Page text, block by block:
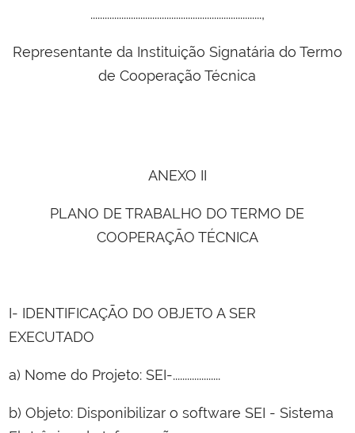
........................................................................,
Representante da Instituição Signatária do Termo
de Cooperação Técnica
ANEXO II
PLANO DE TRABALHO DO TERMO DE
COOPERAÇÃO TÉCNICA
I- IDENTIFICAÇÃO DO OBJETO A SER
EXECUTADO
a) Nome do Projeto: SEI-....................
b) Objeto: Disponibilizar o software SEI - Sistema